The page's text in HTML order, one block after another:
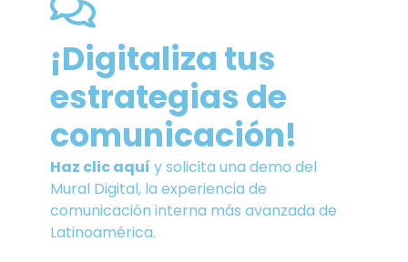
¡Digitaliza tus
estrategias de
comunicación!
Haz clic aquí y solicita una demo del
Mural Digital, la experiencia de
comunicación interna más avanzada de
Latinoamérica.